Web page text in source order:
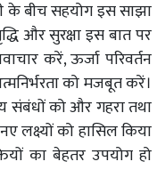
के बीच सहयोग इस साझा
और सुरक्षा इस बात पर
करें, ऊर्जा परिवर्तन
को मजबूत करें।
संबंधों को और गहरा तथा
लक्ष्यों को हासिल किया
का बेहतर उपयोग हो